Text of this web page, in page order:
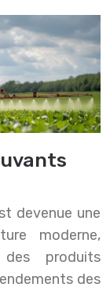
devenue une
moderne,
produits
des